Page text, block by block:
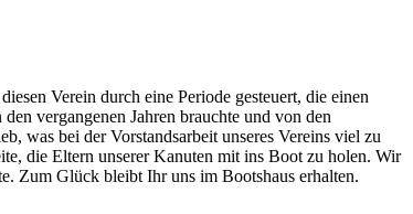
Verein durch eine Periode gesteuert, die einen
vergangenen Jahren brauchte und von den
was bei der Vorstandsarbeit unseres Vereins viel zu
die Eltern unserer Kanuten mit ins Boot zu holen. Wir
Zum Glück bleibt Ihr uns im Bootshaus erhalten.